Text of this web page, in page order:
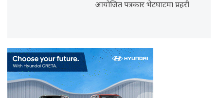
आयोजित पत्रकार भेटघाटमा प्रहरी